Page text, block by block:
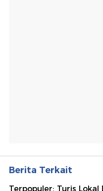
Berita Terkait
Terpopuler: Turis